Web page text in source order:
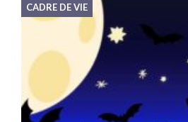
CADRE DE VIE